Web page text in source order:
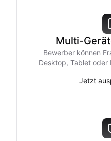
Multi-
Bewerber können
Desktop, Tablet oder
Jetzt